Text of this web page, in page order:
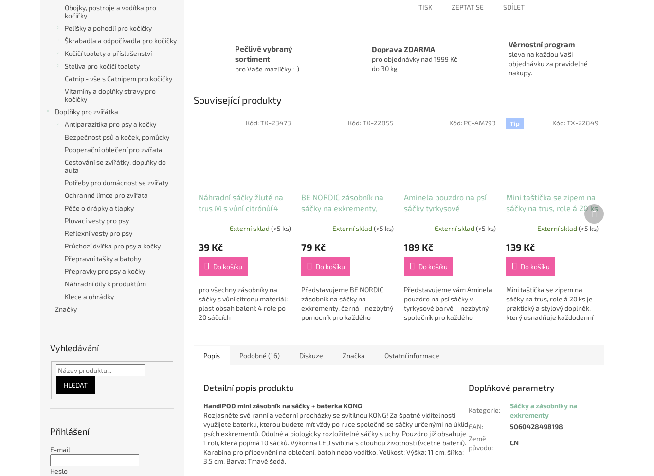
Obojky, postroje a vodítka pro
kočičky
Pelíšky a pohodlí pro kočičky
Škrabadla a odpočívadla pro kočičky
Kočičí toalety a příslušenství
Steliva pro kočičí toalety
Catnip - vše s Catnipem pro kočičky
Vitamíny a doplňky stravy pro
kočičky
Doplňky pro zvířátka
Antiparazitika pro psy a kočky
Bezpečnost psů a koček, pomůcky
Pooperační oblečení pro zvířata
Cestování se zvířátky, doplňky do
auta
Potřeby pro domácnost se zvířaty
Ochranné límce pro zvířata
Péče o drápky a tlapky
Plovací vesty pro psy
Reflexní vesty pro psy
Průchozí dvířka pro psy a kočky
Přepravní tašky a batohy
Přepravky pro psy a kočky
Náhradní díly k produktům
Klece a ohrádky
Značky
Vyhledávání
HLEDAT
Přihlášení
E-mail
Heslo
TISK ZEPTAT SE SDÍLET
Pečlivě vybraný
sortiment
pro Vaše mazlíčky :-)
Doprava ZDARMA
pro objednávky nad 1999 Kč
do 30 kg
Věrnostní program
sleva na každou Vaši
objednávku za pravidelné
nákupy.
Související produkty
Náhradní sáčky žluté na
trus M s vůní citrónů(4
Externí sklad (>5 ks)
39 Kč
Do košíku
pro všechny zásobníky na
sáčky s vůní citronu materiál:
plast obsah balení: 4 role po
20 sáčcích
Kód:TX-23473
BE NORDIC zásobník na
sáčky na exkrementy,
Externí sklad (>5 ks)
79 Kč
Do košíku
Představujeme BE NORDIC
zásobník na sáčky na
exkrementy, černá - nezbytný
pomocník pro každého
z...
Kód:TX-22855
Aminela pouzdro na psí
sáčky tyrkysové
Externí sklad(>5 ks)
189 Kč
Do košíku
Představujeme vám Aminela
pouzdro na psí sáčky v
tyrkysové barvě – nezbytný
společník pro každého
Kód: PC-AM793 Tip
Mini taštička se zipem na
sáčky na trus, role á 20 ks
Externí sklad (>5 ks)
139 Kč
Do košíku
Mini taštička se zipem na
sáčky na trus, role á 20 ks je
praktický a stylový doplněk,
který usnadňuje každodenní
Kód:TX-22849
Další
produkt
Popis Podobné (16) Diskuze Značka Ostatní informace
Detailní popis produktu
HandiPOD mini zásobník na sáčky + baterka KONG
Rozjasněte své ranní a večerní procházky se svítilnou KONG! Za špatné viditelnosti
využijete baterku, kterou budete mít vždy po ruce společně se sáčky určenými na úklid
psích exkrementů. Odolné a biologicky rozložitelné sáčky s uchy. Pouzdro již obsahuje
1 roli, která pojímá 10 sáčků. Výkonná LED svítilna s dlouhou životností (včetně baterií).
Karabina pro připevnění na oblečení, batoh nebo vodítko. Velikost: Výška: 11 cm, šířka:
3,5 cm. Barva: Tmavě šedá.
Doplňkové parametry
Kategorie:
Sáčky a zásobníky na
exkrementy
EAN:
5060428498198
Země
původu:
CN